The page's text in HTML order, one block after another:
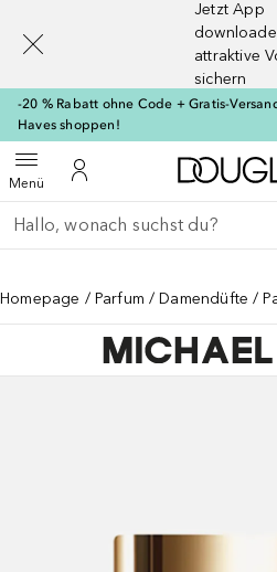
Jetzt App
attraktive
sichern
-20 % Rabatt ohne Code + Gratis-
Haves shoppen!
MenüMenü öffnenZu Meinem Kundenkonto
Gehe zurück
Suche ausführen
Homepage Parfum Damendüfte
[navigation.slideout.screenreader]